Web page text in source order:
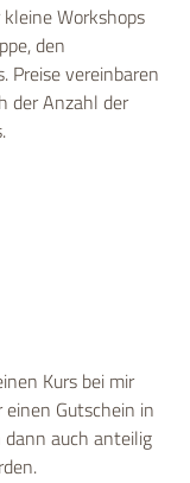
Workshops
den
Preise vereinbaren
der Anzahl der
Kurs bei mir
Gutschein in
auch anteilig